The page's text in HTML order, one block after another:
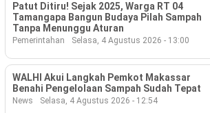
Olahraga
Memori
Patut Ditiru! Sejak 2025, Warga RT 04
Tamangapa Bangun Budaya Pilah Sampah
Tanpa Menunggu Aturan
Pemerintahan Selasa, 4 Agustus 2026 - 13:00
WALHI Akui Langkah Pemkot Makassar
Benahi Pengelolaan Sampah Sudah Tepat
News Selasa, 4 Agustus 2026 - 12:54